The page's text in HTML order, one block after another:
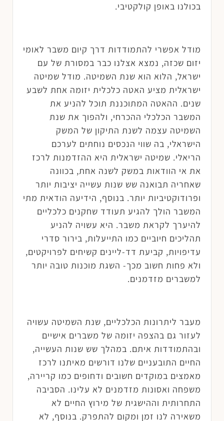
בכולנו באופן קולקטיבי.
מודל אפשרי להתמודדות דרך קיום משבר לאומי
יזום שכזה, נמצא אצלנו כבר במסורת של עם
ישראל, הלוא הוא שנת השמיטה. מודל שמיטה
ישראלית מציע האטה כלכלית יזומה אחת לשבע
שנים. ההאטה המתוכננת תוכל להניע את
המשבר הכלכלי ההכרחי, ולהפוך את שנת
השמיטה עצמה לשנת התיקון של המשק
הישראלי, בה שווי הנכסים נוחתים לערכם
הריאלי. שמיטה ישראלית היא ההזדמנות לרכז
את אי הוודאות במשק לשנה אחת, בכוונה
שאחריה תבואנה שש שנות עשייה יציבות יותר
ופרודוקטיביות יותר. בנוסף, הידיעה הודאית מתי
המשבר הולך להגיע תעודד שחקנים כלכליים
להיערך לקראת משבר. היא עשויה להניע
תהליכים חיוביים כמו התייעלות, בירור סדרי
עדיפויות, קביעת דד-ליינים קשיחים לפרויקטים,
ולא פחות חשוב מכך- השגת מוכנות טובה יותר
למשברים מזדמנים.
מעבר ליתרונות הכלכליים, שנת השמיטה עשויה
לעזור גם בהצפה יזומה של משברים אישיים
ובהתמודדות איתם. במהלך שש שנות העשייה,
החיים התובעניים שלנו דורשים מאיתנו לרכז
מאמצים במוקדים חשובים ודחופים כמו קריירה,
משפחה ואסונות מזדמנים לא עלינו. הסביבה
התחרותית וההישגית של מירוץ החיים לא
משאירה לנו זמן ומקום להתפרק. בנוסף, לא